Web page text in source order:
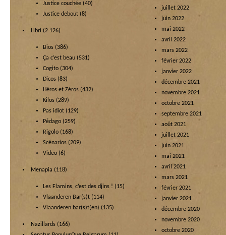
Justice couchée (40)
Justice debout (8)
Libri (2 126)
Bios (386)
Ça c’est beau (531)
Cogito (304)
Dicos (83)
Héros et Zéros (432)
Kilos (289)
Pas idiot (129)
Pédago (259)
Rigolo (168)
Scénarios (209)
Video (6)
Menapia (118)
Les Flamins, c’est des djins ! (15)
Vlaanderen Bar(s)t (114)
Vlaanderen bar(s)t(en) (135)
Nazillards (166)
juillet 2022
juin 2022
mai 2022
avril 2022
mars 2022
février 2022
janvier 2022
décembre 2021
novembre 2021
octobre 2021
septembre 2021
août 2021
juillet 2021
juin 2021
mai 2021
avril 2021
mars 2021
février 2021
janvier 2021
décembre 2020
novembre 2020
octobre 2020